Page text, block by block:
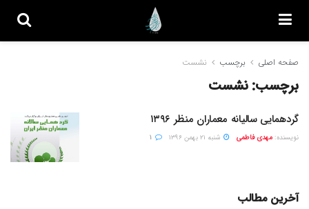
صفحه اصلی برچسب نشست
برچسب:نشست
گردهمایی سالیانه معماران منظر ۱۳۹۶
نویسنده: مهدی فاطمی شنبه ۲۱ بهمن ۱۳۹۶
آخرین مطالب